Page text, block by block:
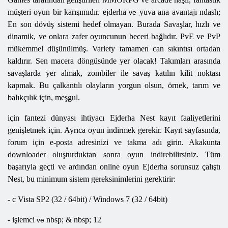
müşteri oyun bir karışımıdır. ejderhave yuva ana avantajındash;
En son dövüş sistemi hedef olmayan. Burada Savaşlar, hızlı ve
dinamik, ve onlara zafer oyuncunun beceri bağlıdır. PvE ve PvP
mükemmel düşünülmüş. Variety tamamen can sıkıntısı ortadan
kaldırır. Sen macera döngüsünde yer olacak! Takımları arasında
savaşlarda yer almak, zombiler ile savaş katılın kilit noktası
kapmak. Bu çalkantılı olayların yorgun olsun, örnek, tarım ve
balıkçılık için, meşgul.
için fantezi dünyası ihtiyacı Ejderha Nest kayıt faaliyetlerini
genişletmek için. Ayrıca oyun indirmek gerekir. Kayıt sayfasında,
forum için e-posta adresinizi ve takma adı girin. Akakunta
downloader oluşturduktan sonra oyun indirebilirsiniz. Tüm
başarıyla geçti ve ardından online oyun Ejderha sorunsuz çalıştı
Nest, bu minimum sistem gereksinimlerini gerektirir:
- c Vista SP2 (32 / 64bit) / Windows 7 (32 / 64bit)
- işlemci ve nbsp; & nbsp; 12